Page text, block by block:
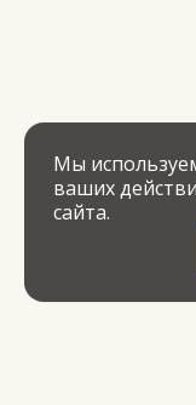
Мы
ваших
сайта.